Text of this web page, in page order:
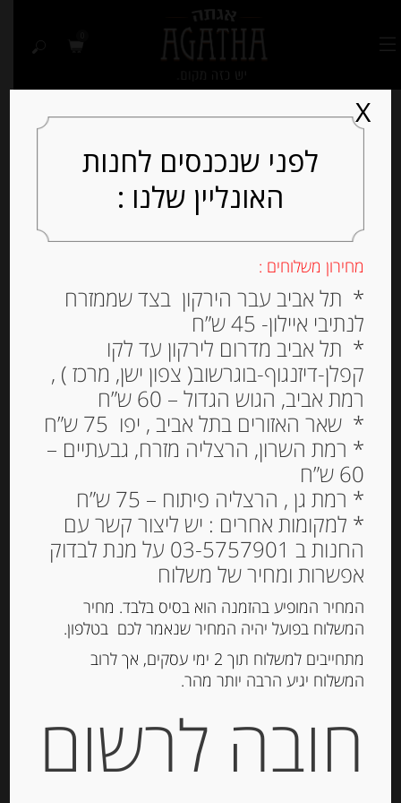
Out of
גבינה למריחה פילדלפיה
מועשרת בפרוטאין 2.5%
שומן
₪26.00
מחיר ל 100 גרם: 14.86 ש"ח
מק"ט:7622210780751
קטגוריות: גבינות ארוזות, גבינות למריחה
תגית:
גבינה פילדלפיה
לפני שנכנסים לחנות
האונליין שלנו :
מחירון משלוחים :
* תל אביב עבר הירקון בצד שממזרח
לנתיבי איילון- 45 ש”ח
* תל אביב מדרום לירקון עד לקו
קפלן-דיזנגוף-בוגרשוב( צפון ישן, מרכז ) ,
רמת אביב, הגוש הגדול – 60 ש”ח
* שאר האזורים בתל אביב , יפו 75 ש”ח
* רמת השרון, הרצליה מזרח, גבעתיים –
60 ש”ח
* רמת גן , הרצליה פיתוח – 75 ש”ח
* למקומות אחרים : יש ליצור קשר עם
החנות ב 03-5757901 על מנת לבדוק
אפשרות ומחיר של משלוח
המחיר המופיע בהזמנה הוא בסיס בלבד. מחיר
המשלוח בפועל יהיה המחיר שנאמר לכם בטלפון.
מתחייבים למשלוח תוך 2 ימי עסקים, אך לרוב
המשלוח יגיע הרבה יותר מהר.
חובה לרשום
X